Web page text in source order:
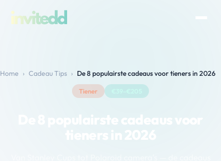
Home › Cadeau Tips › De 8 populairste cadeaus voor tieners in 2026
Tiener
De 8 populairste cadeaus voor